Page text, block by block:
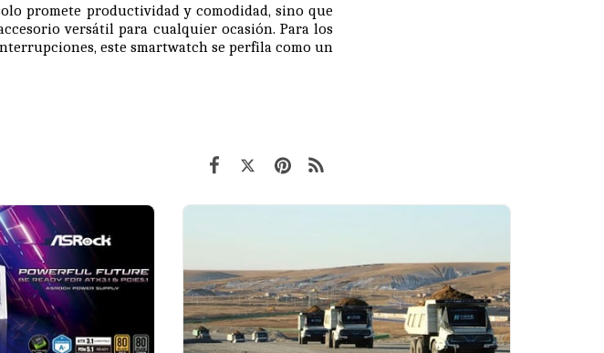
promete productividad y comodidad, sino que
versátil para cualquier ocasión. Para los
este smartwatch se perfila como un